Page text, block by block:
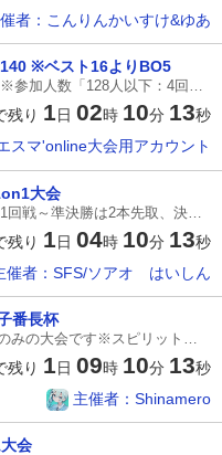
者：こんりんかいすけ&ゆあ
※ベスト16よりBO5
〇ベスト16より「BO5(3先)」になります※参加人数「128人以下：4回戦からBO5(3先)・129人以上：5回戦からBO5(3先)」※万が一間違えてしまった場合は配信コメントへご相談ください〇準決勝の配信数は状況によって変わります〇エキシビションは決勝が23時45分までに終了すれば行います-------------------------------※本大会は「ステージ拒否」ができます※オンライン大会ではあまりないルールのため、必ず確認をしていただきますようお願い致します◎最低限の参加条件①ルールを理解している方②トーナメント表下部コメント欄（スマートフォンの場合は切り替えボタン）にて対戦相手とコミュニケーションを取れる方③誹謗中傷・煽り行為をしない方④「インターネット回線について」ルールを理解し、基準をクリアしている方 ④-1 最低でもPing値が20以下、Downloadが30Mbps以上であること [インターネット速度測定] https://fast.com/ja/ ④-2 『有線』もしくは『5GHz帯の無線+ルーター付近でのプレイ』であること ※5GHzは「○○○ - A
残り 1日 02時 10分 12秒
スマ'online大会用アカウント
大会
残り 1日 04時 10分 12秒
催者：SFS/ソアオ はいしん
番長杯
①ご参加にあたっての注意事項 アミーボのみの大会です※スピリットによる強化は認められません・本大会はamiibo限定大会です。手動の操作による参加はご遠慮ください。・本大会でご使用いただけるamiiboは原則一人一体までです。複数体の使用は失格という形になります。ご了承ください ・大会開始後コメント欄にて使用キャラクターとカラーバリエーションをご記載ください ②本大会で使用する対戦ルールについて ・本大会は全試合三本先取です・ステージは1戦目から５戦目まで順に、終点→ポケモンスタジアム２→カロスポケモンリーグ→ホロウバスティオン→村と町の順で行います。※自身と対戦相手の両方がホロウバスティオンを所持していない場合、４戦目は戦場で行ってください・対戦ルールはストック制の３ストック７分で行います。アイテム、ステージギミック、チャージ切り札はいずれも無しに設定してください。 ③対戦相手とマッチング後の流れ ・対戦相手が決まり次第トーナメント表上で、上の参加者が部屋建てを行い、下の参加者がフレンド申請を行ってください。・本大会に配信代はございません。対戦相手が決まり次第試合を開始してください。
残り 1日 09時 10分 12秒
主催者：Shinamero
会